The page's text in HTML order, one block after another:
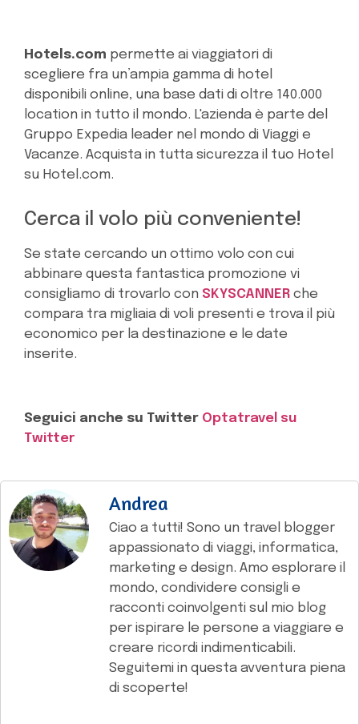
Hotels.com permette ai viaggiatori di
scegliere fra un’ampia gamma di hotel
disponibili online, una base dati di oltre 140.000
location in tutto il mondo. L'azienda è parte del
Gruppo Expedia leader nel mondo di Viaggi e
Vacanze. Acquista in tutta sicurezza il tuo Hotel
su Hotel.com.
Cerca il volo più conveniente!
Se state cercando un ottimo volo con cui
abbinare questa fantastica promozione vi
consigliamo di trovarlo con SKYSCANNER che
compara tra migliaia di voli presenti e trova il più
economico per la destinazione e le date
inserite.
Seguici anche su Twitter Optatravel su
Twitter
Andrea
Ciao a tutti! Sono un travel blogger
appassionato di viaggi, informatica,
marketing e design. Amo esplorare il
mondo, condividere consigli e
racconti coinvolgenti sul mio blog
per ispirare le persone a viaggiare e
creare ricordi indimenticabili.
Seguitemi in questa avventura piena
di scoperte!